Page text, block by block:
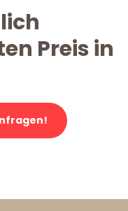
Preis in